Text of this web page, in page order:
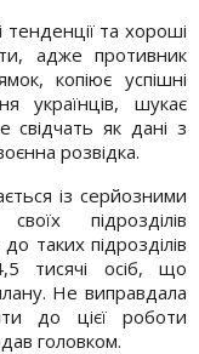
та хороші
адже противник
копіює успішні
українців, шукає
свідчать як дані з
розвідка.
із серйозними
підрозділів
таких підрозділів
тисячі осіб, що
Не виправдала
до цієї роботи
головком.